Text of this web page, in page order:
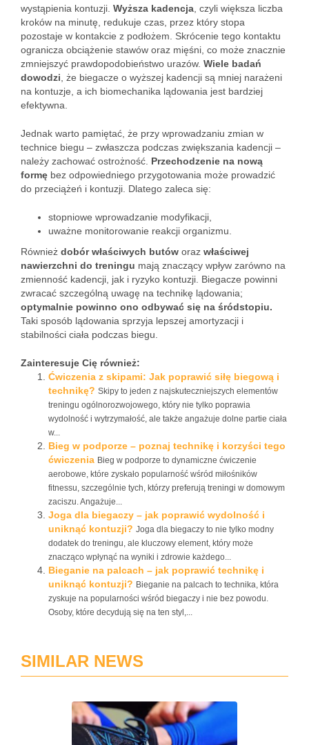
wystąpienia kontuzji. Wyższa kadencja , czyli większa liczba
kroków na minutę, redukuje czas, przez który stopa
pozostaje w kontakcie z podłożem. Skrócenie tego kontaktu
ogranicza obciążenie stawów oraz mięśni, co może znacznie
zmniejszyć prawdopodobieństwo urazów. Wiele badań
dowodzi , że biegacze o wyższej kadencji są mniej narażeni
na kontuzje, a ich biomechanika lądowania jest bardziej
efektywna.
Jednak warto pamiętać, że przy wprowadzaniu zmian w
technice biegu – zwłaszcza podczas zwiększania kadencji –
należy zachować ostrożność. Przechodzenie na nową
formę bez odpowiedniego przygotowania może prowadzić
do przeciążeń i kontuzji. Dlatego zaleca się:
stopniowe wprowadzanie modyfikacji,
uważne monitorowanie reakcji organizmu.
Również dobór właściwych butów oraz właściwej
nawierzchni do treningu mają znaczący wpływ zarówno na
zmienność kadencji, jak i ryzyko kontuzji. Biegacze powinni
zwracać szczególną uwagę na technikę lądowania;
optymalnie powinno ono odbywać się na śródstopiu.
Taki sposób lądowania sprzyja lepszej amortyzacji i
stabilności ciała podczas biegu.
Zainteresuje Cię również:
Ćwiczenia z skipami: Jak poprawić siłę biegową i
technikę? Skipy to jeden z najskuteczniejszych elementów
treningu ogólnorozwojowego, który nie tylko poprawia
wydolność i wytrzymałość, ale także angażuje dolne partie ciała
w...
Bieg w podporze – poznaj technikę i korzyści tego
ćwiczenia Bieg w podporze to dynamiczne ćwiczenie
aerobowe, które zyskało popularność wśród miłośników
fitnessu, szczególnie tych, którzy preferują treningi w domowym
zaciszu. Angażuje...
Joga dla biegaczy – jak poprawić wydolność i
uniknąć kontuzji? Joga dla biegaczy to nie tylko modny
dodatek do treningu, ale kluczowy element, który może
znacząco wpłynąć na wyniki i zdrowie każdego...
Bieganie na palcach – jak poprawić technikę i
uniknąć kontuzji? Bieganie na palcach to technika, która
zyskuje na popularności wśród biegaczy i nie bez powodu.
Osoby, które decydują się na ten styl,...
SIMILAR NEWS